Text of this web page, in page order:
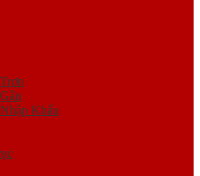
Khẩu